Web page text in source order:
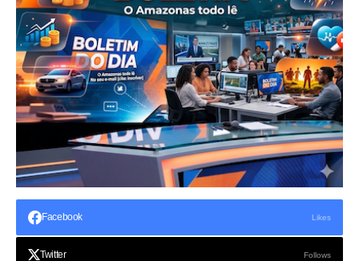
Facebook Likes
Twitter Follows